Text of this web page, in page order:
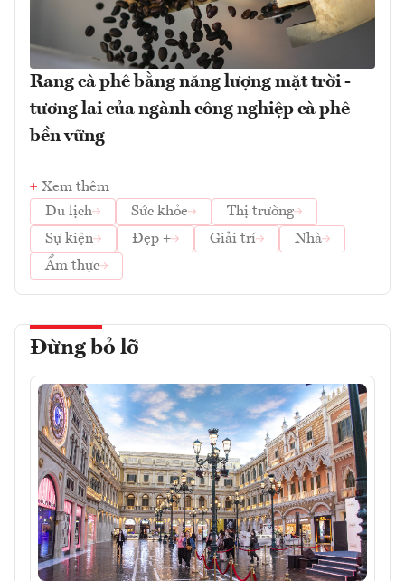
Rang cà phê bằng năng lượng mặt trời -
tương lai của ngành công nghiệp cà phê
bền vững
Xem thêm
Du lịch
Sức khỏe
Thị trường
Sự kiện
Đẹp + Giải trí
Nhà
Ẩm thực
Đừng bỏ lỡ